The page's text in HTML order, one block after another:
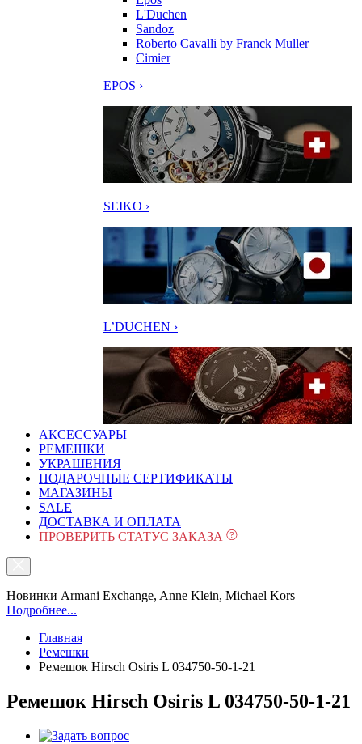
L'Duchen
Sandoz
Roberto Cavalli by Franck Muller
Cimier
EPOS ›
SEIKO ›
L’DUCHEN ›
АКСЕССУАРЫ
РЕМЕШКИ
УКРАШЕНИЯ
ПОДАРОЧНЫЕ СЕРТИФИКАТЫ
МАГАЗИНЫ
SALE
ДОСТАВКА И ОПЛАТА
ПРОВЕРИТЬ СТАТУС ЗАКАЗА
Новинки Armani Exchange, Anne Klein, Michael Kors
Подробнее...
Главная
Ремешки
Ремешок Hirsch Osiris L 034750-50-1-21
Ремешок Hirsch Osiris L 034750-50-1-21